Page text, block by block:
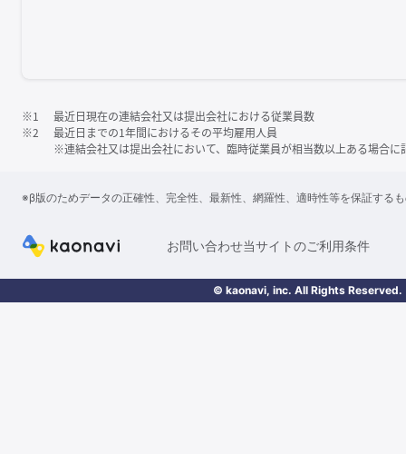
※1
最近日現在の連結会社又は提出会社における従業員数
※2
最近日までの1年間におけるその平均雇用人員
※連結会社又は提出会社において、臨時従業員が相当数以上ある場合に
※β版のためデータの正確性、完全性、最新性、網羅性、適時性等を保証する
お問い合わせ当サイトのご利用条件
© kaonavi, inc. All Rights Reserved.